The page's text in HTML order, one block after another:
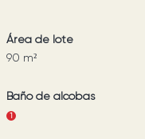
Área de lote
90 m²
Baño de alcobas
1